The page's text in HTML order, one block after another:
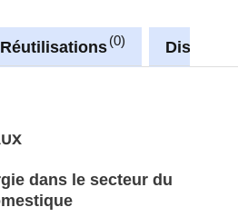
Réutilisations 0
dans le secteur du